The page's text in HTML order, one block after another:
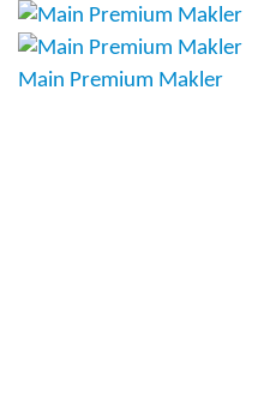
Main Premium Makler